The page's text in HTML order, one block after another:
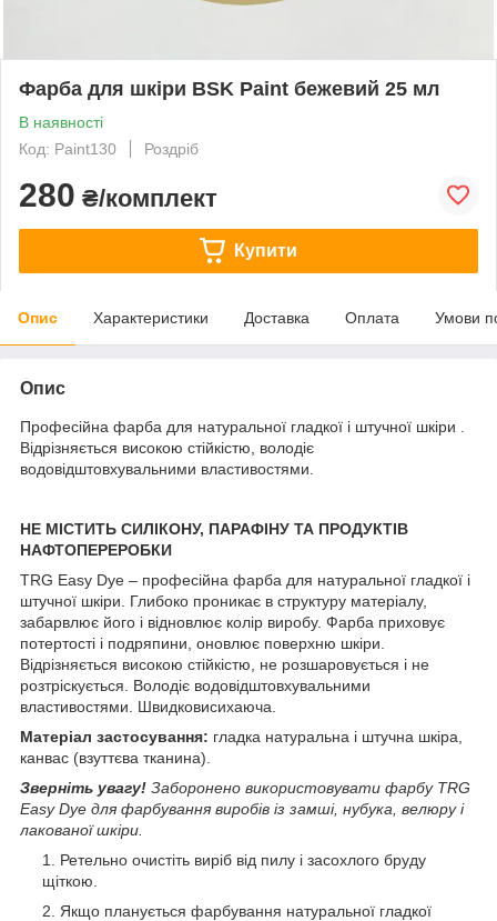
Фарба для шкіри BSK Paint бежевий 25 мл
В наявності
Код: Paint130
Роздріб
280 ₴/комплект
Купити
Опис Характеристики Доставка Оплата Умови
Опис
Професійна фарба для натуральної гладкої і штучної шкіри .
Відрізняється високою стійкістю, володіє
водовідштовхувальними властивостями.
НЕ МІСТИТЬ СИЛІКОНУ, ПАРАФІНУ ТА ПРОДУКТІВ
НАФТОПЕРЕРОБКИ
TRG Easy Dye – професійна фарба для натуральної гладкої і
штучної шкіри. Глибоко проникає в структуру матеріалу,
забарвлює його і відновлює колір виробу. Фарба приховує
потертості і подряпини, оновлює поверхню шкіри.
Відрізняється високою стійкістю, не розшаровується і не
розтріскується. Володіє водовідштовхувальними
властивостями. Швидковисихаюча.
Матеріал застосування: гладка натуральна і штучна шкіра,
канвас (взуттєва тканина).
Зверніть увагу! Заборонено використовувати фарбу TRG
Easy Dye для фарбування виробів із замші, нубука, велюру і
лакованої шкіри.
Ретельно очистіть виріб від пилу і засохлого бруду
щіткою.
Якщо планується фарбування натуральної гладкої